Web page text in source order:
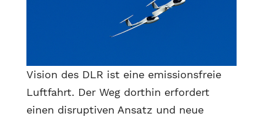
Vision des DLR ist eine emissionsfreie
Luftfahrt. Der Weg dorthin erfordert
einen disruptiven Ansatz und neue